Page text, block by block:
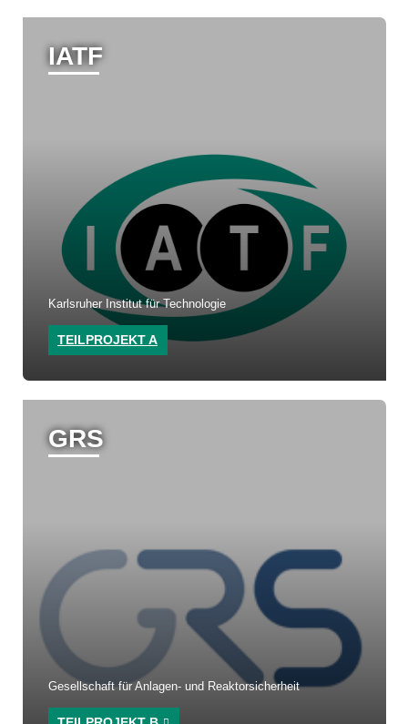
IATF
Karlsruher Institut für Technologie
TEILPROJEKT A
GRS
Gesellschaft für Anlagen- und Reaktorsicherheit